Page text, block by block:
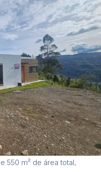
550 m² de área total,